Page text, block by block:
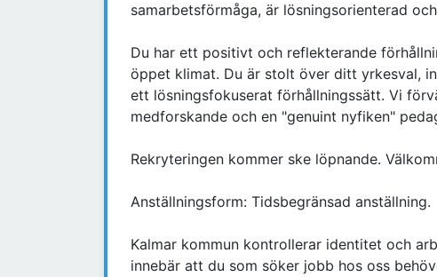
samarbetsförmåga, är lösningsorienterad
Du har ett positivt och reflekterande
öppet klimat. Du är stolt över ditt yrkesval,
ett lösningsfokuserat förhållningssätt. Vi
medforskande och en "genuint nyfiken"
Rekryteringen kommer ske löpnande.
Anställningsform: Tidsbegränsad anställning.
Kalmar kommun kontrollerar identitet och
innebär att du som söker jobb hos oss